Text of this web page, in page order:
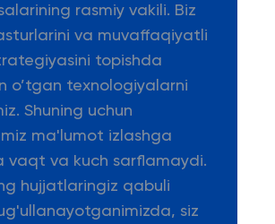
rasmiy vakili. Biz
va muvaffaqiyatli
topishda
o’tgan texnologiyalarni
Shuning uchun
ma'lumot izlashga
vaqt va kuch sarflamaydi.
hujjatlaringiz qabuli
siz